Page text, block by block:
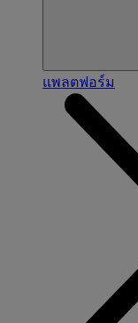
แพลตฟอร์ม